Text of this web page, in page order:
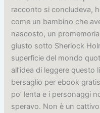
racconto si concludeva,
come un bambino che
nascosto, un
giusto sotto Sherlock
superficie del mondo
all’idea di leggere
bersaglio per ebook
po’ lenta e i personaggi
speravo. Non è un